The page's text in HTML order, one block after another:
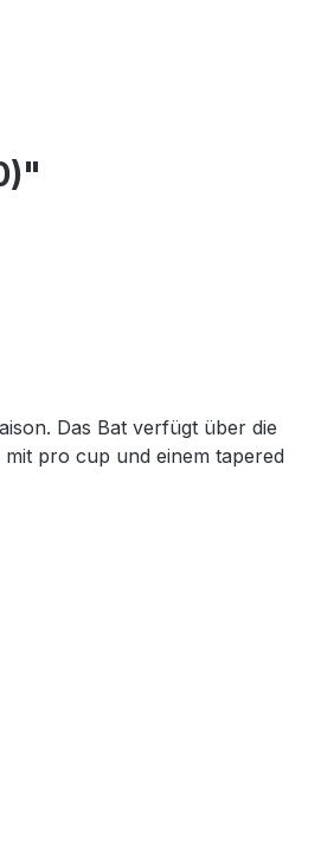
Das Bat verfügt über die
mit pro cup und einem tapered